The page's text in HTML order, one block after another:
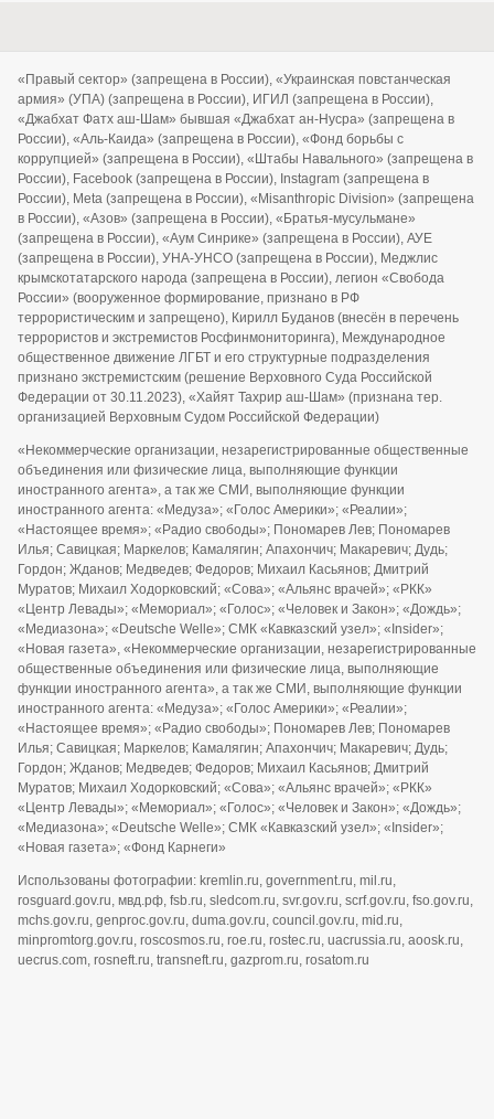
«Правый сектор» (запрещена в России), «Украинская повстанческая
армия» (УПА) (запрещена в России), ИГИЛ (запрещена в России),
«Джабхат Фатх аш-Шам» бывшая «Джабхат ан-Нусра» (запрещена в
России), «Аль-Каида» (запрещена в России), «Фонд борьбы с
коррупцией» (запрещена в России), «Штабы Навального» (запрещена в
России), Facebook (запрещена в России), Instagram (запрещена в
России), Meta (запрещена в России), «Misanthropic Division» (запрещена
в России), «Азов» (запрещена в России), «Братья-мусульмане»
(запрещена в России), «Аум Синрике» (запрещена в России), АУЕ
(запрещена в России), УНА-УНСО (запрещена в России), Меджлис
крымскотатарского народа (запрещена в России), легион «Свобода
России» (вооруженное формирование, признано в РФ
террористическим и запрещено), Кирилл Буданов (внесён в перечень
террористов и экстремистов Росфинмониторинга), Международное
общественное движение ЛГБТ и его структурные подразделения
признано экстремистским (решение Верховного Суда Российской
Федерации от 30.11.2023), «Хайят Тахрир аш-Шам» (признана тер.
организацией Верховным Судом Российской Федерации)
«Некоммерческие организации, незарегистрированные общественные
объединения или физические лица, выполняющие функции
иностранного агента», а так же СМИ, выполняющие функции
иностранного агента: «Медуза»; «Голос Америки»; «Реалии»;
«Настоящее время»; «Радио свободы»; Пономарев Лев; Пономарев
Илья; Савицкая; Маркелов; Камалягин; Апахончич; Макаревич; Дудь;
Гордон; Жданов; Медведев; Федоров; Михаил Касьянов; Дмитрий
Муратов; Михаил Ходорковский; «Сова»; «Альянс врачей»; «РКК»
«Центр Левады»; «Мемориал»; «Голос»; «Человек и Закон»; «Дождь»;
«Медиазона»; «Deutsche Welle»; СМК «Кавказский узел»; «Insider»;
«Новая газета», «Некоммерческие организации, незарегистрированные
общественные объединения или физические лица, выполняющие
функции иностранного агента», а так же СМИ, выполняющие функции
иностранного агента: «Медуза»; «Голос Америки»; «Реалии»;
«Настоящее время»; «Радио свободы»; Пономарев Лев; Пономарев
Илья; Савицкая; Маркелов; Камалягин; Апахончич; Макаревич; Дудь;
Гордон; Жданов; Медведев; Федоров; Михаил Касьянов; Дмитрий
Муратов; Михаил Ходорковский; «Сова»; «Альянс врачей»; «РКК»
«Центр Левады»; «Мемориал»; «Голос»; «Человек и Закон»; «Дождь»;
«Медиазона»; «Deutsche Welle»; СМК «Кавказский узел»; «Insider»;
«Новая газета»; «Фонд Карнеги»
Использованы фотографии: kremlin.ru, government.ru, mil.ru,
rosguard.gov.ru, мвд.рф, fsb.ru, sledcom.ru, svr.gov.ru, scrf.gov.ru, fso.gov.ru,
mchs.gov.ru, genproc.gov.ru, duma.gov.ru, council.gov.ru, mid.ru,
minpromtorg.gov.ru, roscosmos.ru, roe.ru, rostec.ru, uacrussia.ru, aoosk.ru,
uecrus.com, rosneft.ru, transneft.ru, gazprom.ru, rosatom.ru